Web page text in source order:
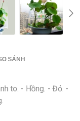
SÁNH
to. - Hồng. - Đỏ. -